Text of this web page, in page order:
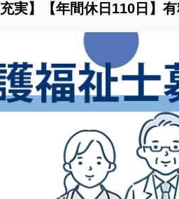
充実】【年間休日110日】